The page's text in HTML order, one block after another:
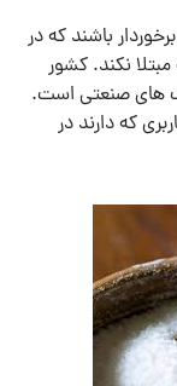
باشند که در
نکند. کشور
نمک های صنعتی است.
که دارند در